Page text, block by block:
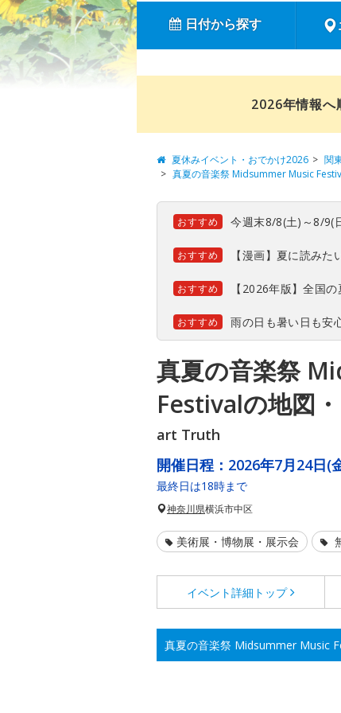
日付から探す
2026年情報へ
夏休みイベント・おでかけ2026 関
真夏の音楽祭 Midsummer Music
おすすめ 今週末8/8(土)～8/9(
おすすめ 【漫画】夏に読み
おすすめ 【2026年版】全国
おすすめ 雨の日も暑い日も安
真夏の音楽祭
Festivalの地図
art Truth
開催日程： 2026年7月24日(
最終日は18時まで
神奈川県横浜市中区
美術展・博物展・展示会
イベント詳細 トップ
真夏の音楽祭 Midsummer Music